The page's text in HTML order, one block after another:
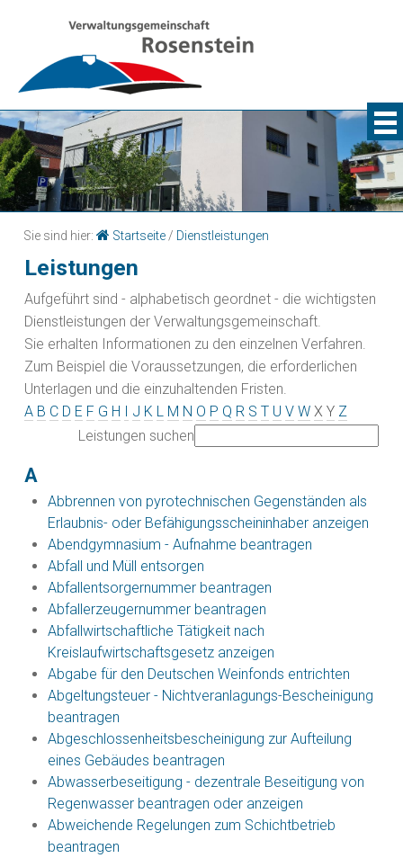
Sie sind hier: Startseite / Dienstleistungen
Leistungen
Aufgeführt sind - alphabetisch geordnet - die wichtigsten
Dienstleistungen der Verwaltungsgemeinschaft.
Sie erhalten Informationen zu den einzelnen Verfahren.
Zum Beispiel die Voraussetzungen, die erforderlichen
Unterlagen und die einzuhaltenden Fristen.
A B C D E F G H J K L M N O P Q R S T U V W X Y Z
Leistungen suchen
A
Abbrennen von pyrotechnischen Gegenständen als
Erlaubnis- oder Befähigungsscheininhaber anzeigen
Abendgymnasium - Aufnahme beantragen
Abfall und Müll entsorgen
Abfallentsorgernummer beantragen
Abfallerzeugernummer beantragen
Abfallwirtschaftliche Tätigkeit nach
Kreislaufwirtschaftsgesetz anzeigen
Abgabe für den Deutschen Weinfonds entrichten
Abgeltungsteuer - Nichtveranlagungs-Bescheinigung
beantragen
Abgeschlossenheitsbescheinigung zur Aufteilung
eines Gebäudes beantragen
Abwasserbeseitigung - dezentrale Beseitigung von
Regenwasser beantragen oder anzeigen
Abweichende Regelungen zum Schichtbetrieb
beantragen